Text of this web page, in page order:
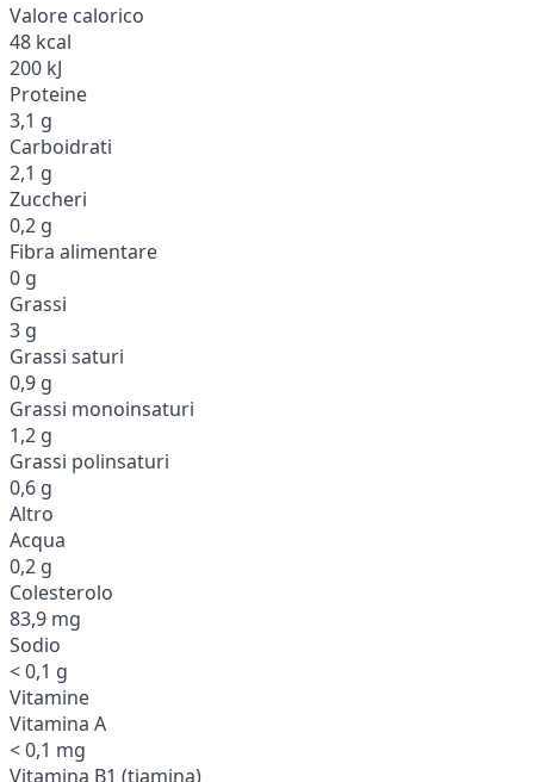
Valore calorico
48 kcal
200 kJ
Proteine
3,1 g
Carboidrati
2,1 g
Zuccheri
0,2 g
Fibra alimentare
0 g
Grassi
3 g
Grassi saturi
0,9 g
Grassi monoinsaturi
1,2 g
Grassi polinsaturi
0,6 g
Altro
Acqua
0,2 g
Colesterolo
83,9 mg
Sodio
< 0,1 g
Vitamine
Vitamina A
< 0,1 mg
Vitamina B1 (tiamina)